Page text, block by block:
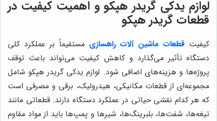
لوازم يدكى گريدر هپكو و اهمیت کیفیت در
قطعات گريدر هپكو
کیفیت قطعات ماشین آلات راهسازی مستقیماً بر عملکرد کلی
دستگاه تأثیر می‌گذارد و کاهش کیفیت می‌تواند باعث توقف
پروژه‌ها و هزینه‌های اضافی شود. لوازم يدكى گريدر هپكو شامل
مجموعه‌ای از قطعات مکانیکی، هیدرولیک، برقی و مصرفی است
که هر کدام نقشی حیاتی در عملکرد دستگاه دارند. قطعاتی مانند
تیغه‌ها، شفت‌ها، بلبرینگ‌ها، شیرها و پمپ‌ها باید از مواد مقاوم